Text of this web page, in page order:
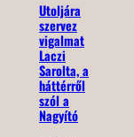
Utoljára
szervez
vigalmat
Laczi
Sarolta, a
háttérről
szól a
Nagyító